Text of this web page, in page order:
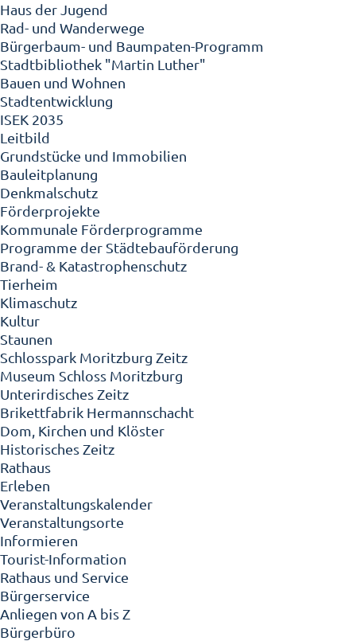
Haus der Jugend
Rad- und Wanderwege
Bürgerbaum- und Baumpaten-Programm
Stadtbibliothek "Martin Luther"
Bauen und Wohnen
Stadtentwicklung
ISEK 2035
Leitbild
Grundstücke und Immobilien
Bauleitplanung
Denkmalschutz
Förderprojekte
Kommunale Förderprogramme
Programme der Städtebauförderung
Brand- & Katastrophenschutz
Tierheim
Klimaschutz
Kultur
Staunen
Schlosspark Moritzburg Zeitz
Museum Schloss Moritzburg
Unterirdisches Zeitz
Brikettfabrik Hermannschacht
Dom, Kirchen und Klöster
Historisches Zeitz
Rathaus
Erleben
Veranstaltungskalender
Veranstaltungsorte
Informieren
Tourist-Information
Rathaus und Service
Bürgerservice
Anliegen von A bis Z
Bürgerbüro